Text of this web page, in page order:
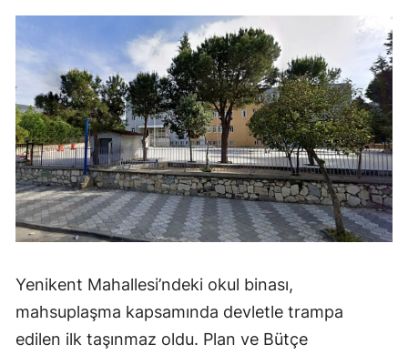
Yenikent Mahallesi’ndeki okul binası,
mahsuplaşma kapsamında devletle trampa
edilen ilk taşınmaz oldu. Plan ve Bütçe